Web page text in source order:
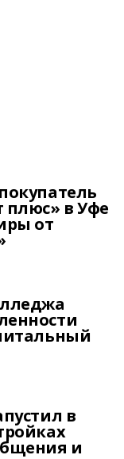
в Уфе
от
в
и